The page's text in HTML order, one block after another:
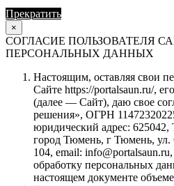
Прекратить
×
СОГЛАСИЕ ПОЛЬЗОВАТЕЛЯ
ПЕРСОНАЛЬНЫХ ДАННЫХ
Настоящим, оставляя свои
Сайте https://portalsaun.ru/,
(далее — Сайт), даю свое
решения», ОГРН
юридический адрес: 625042,
город Тюмень, г Тюмень,
104, email:
обработку персональных
настоящем документе